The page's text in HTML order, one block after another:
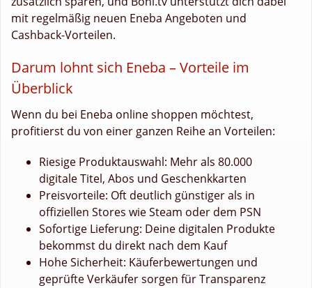
mit regelmäßig neuen Eneba Angeboten und
Cashback-Vorteilen.
Darum lohnt sich Eneba – Vorteile im
Überblick
Wenn du bei Eneba online shoppen möchtest,
profitierst du von einer ganzen Reihe an Vorteilen:
Riesige Produktauswahl: Mehr als 80.000
digitale Titel, Abos und Geschenkkarten
Preisvorteile: Oft deutlich günstiger als in
offiziellen Stores wie Steam oder dem PSN
Sofortige Lieferung: Deine digitalen Produkte
bekommst du direkt nach dem Kauf
Hohe Sicherheit: Käuferbewertungen und
geprüfte Verkäufer sorgen für Transparenz